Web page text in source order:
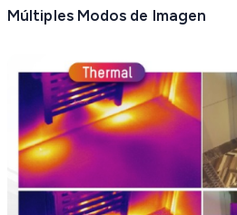
Múltiples Modos de Imagen